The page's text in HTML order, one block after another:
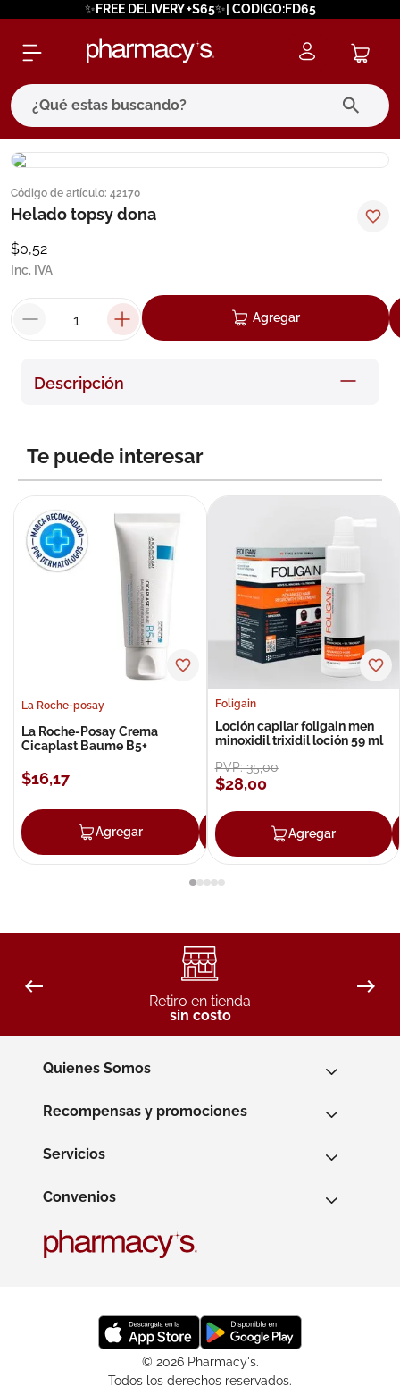
✨FREE DELIVERY +$65✨| CODIGO:FD65
¿Qué estas buscando?
Código de artículo: 42170
Helado topsy dona
$0,52
Inc. IVA
Agregar
Descripción
Te puede interesar
La Roche-posay
La Roche-Posay Crema
Cicaplast Baume B5+
$16,17
Agregar Agregar
Foligain
Loción capilar foligain men
minoxidil trixidil loción 59 ml
PVP:35,00
$28,00
Agregar
Retiro en tienda
sin costo
Quienes Somos
Recompensas y promociones
Servicios
Convenios
© 2026 Pharmacy's.
Todos los derechos reservados.
términos más buscados
1. eucerin
protector solar
cerave
7. isdin
10.pañales